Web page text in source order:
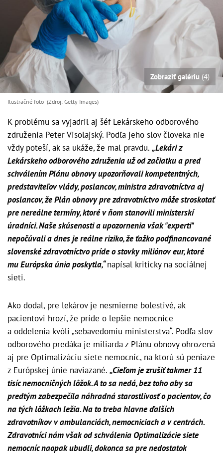
Zobraziť galériu (4)
Ilustračné foto (Zdroj: Getty Images)
K problému sa vyjadril aj šéf Lekárskeho odborového
združenia Peter Visolajský. Podľa jeho slov človeka nie
vždy poteší, ak sa ukáže, že mal pravdu. „Lekári z
Lekárskeho odborového združenia už od začiatku a pred
schválením Plánu obnovy upozorňovali kompetentných,
predstaviteľov vlády, poslancov, ministra zdravotníctva aj
poslancov, že Plán obnovy pre zdravotníctvo môže stroskotať
pre nereálne termíny, ktoré v ňom stanovili ministerskí
úradníci. Naše skúsenosti a upozornenia však "experti"
nepočúvali a dnes je reálne riziko, že ťažko podfinancované
slovenské zdravotníctvo príde o stovky miliónov eur, ktoré
mu Európska únia poskytla,“napísal kriticky na sociálnej
sieti.
Ako dodal, pre lekárov je nesmierne bolestivé, ak
pacientovi hrozí, že príde o lepšie nemocnice
a oddelenia kvôli „sebavedomiu ministerstva“. Podľa slov
odborového predáka je miliarda z Plánu obnovy ohrozená
aj pre Optimalizáciu siete nemocníc, na ktorú sú peniaze
z Európskej únie naviazané. „Cieľom je zrušiť takmer 11
tisíc nemocničných lôžok. A to sa nedá, bez toho aby sa
predtým zabezpečila náhradná starostlivosť o pacientov, čo
na tých lôžkach ležia. Na to treba hlavne ďalších
zdravotníkov v ambulanciách, nemocniciach a v centrách.
Zdravotníci nám však od schválenia Optimalizácie siete
nemocníc naopak ubudli, dokonca sa pre nedostatok